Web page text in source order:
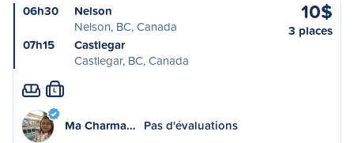
06h30
Nelson
Nelson, BC, Canada
07h15
Castlegar
Castlegar, BC, Canada
10$
3 places
L
Ma Charma… Pas d'évaluations